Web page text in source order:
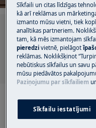
Meklēt
Sīkfaili un citas līdzīgas
kā arī reklāmas un
izmanto mūsu vietni, tiek
analītikas partneriem.
tam, kā mēs izmantojam
pieredzivietnē, pielāgot
reklāmas. Noklikšķinot
nebūtiskus sīkfailus un savu
mūsu piedāvātos
Paziņojumu par sīkfailiem
Sīkfailu iestatījumi